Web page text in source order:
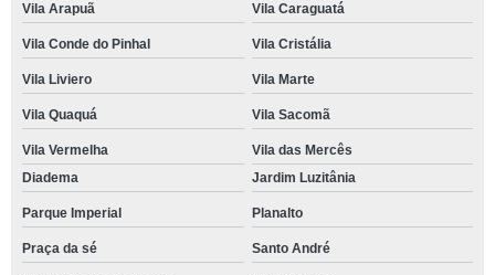
Vila Arapuã Vila Caraguatá
Vila Conde do Pinhal Vila Cristália
Vila Liviero Vila Marte
Vila Quaquá Vila Sacomã
Vila Vermelha
Vila das Mercês
Diadema
Jardim Luzitânia
Parque Imperial Planalto
Praça da sé Santo André